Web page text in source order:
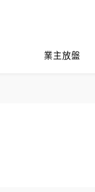
業主放盤